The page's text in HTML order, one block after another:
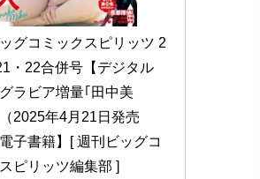
グコミックスピリッツ 2
・22合併号【デジタル
ラビア増量｢田中美
2025年4月21日発売
子書籍】[ 週刊ビッグコ
ピリッツ編集部 ]